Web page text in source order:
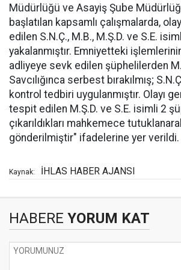
Müdürlüğü ve Asayiş Şube
başlatılan kapsamlı çalışmalarda,
edilen S.N.Ç., M.B., M.Ş.D. ve S.E.
yakalanmıştır. Emniyetteki
adliyeye sevk edilen şüphelilerden
Savcılığınca serbest bırakılmış;
kontrol tedbiri uygulanmıştır. Olayı
tespit edilen M.Ş.D. ve S.E. isimli 2
çıkarıldıkları mahkemece
gönderilmiştir" ifadelerine yer verildi.
Kaynak: İHLAS HABER AJANSI
HABERE YORUM KAT